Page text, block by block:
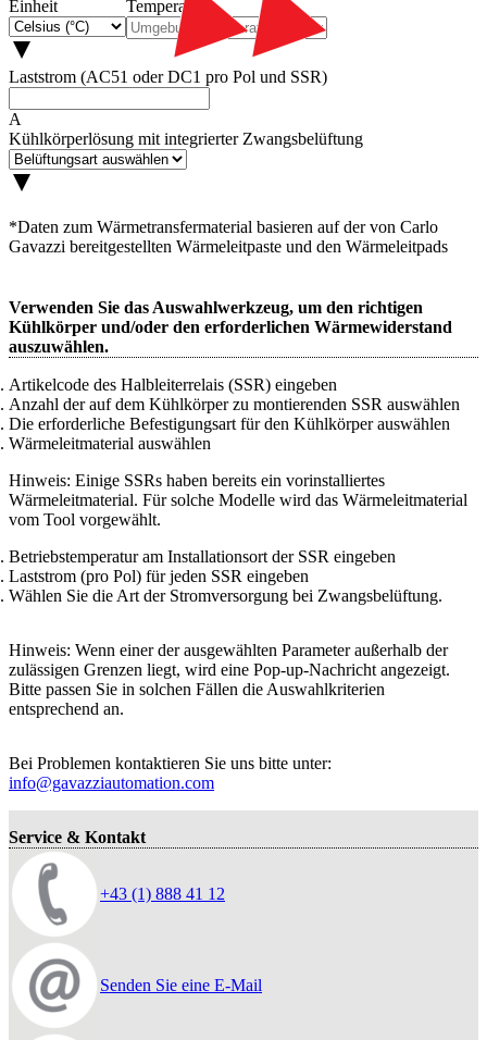
Einheit
Temperatur
Laststrom (AC51 oder DC1 pro Pol und SSR)
A
Kühlkörperlösung mit integrierter Zwangsbelüftung
*Daten zum Wärmetransfermaterial basieren auf der von Carlo
Gavazzi bereitgestellten Wärmeleitpaste und den Wärmeleitpads
Verwenden Sie das Auswahlwerkzeug, um den richtigen
Kühlkörper und/oder den erforderlichen Wärmewiderstand
auszuwählen.
Artikelcode des Halbleiterrelais (SSR) eingeben
Anzahl der auf dem Kühlkörper zu montierenden SSR auswählen
Die erforderliche Befestigungsart für den Kühlkörper auswählen
Wärmeleitmaterial auswählen
Hinweis: Einige SSRs haben bereits ein vorinstalliertes
Wärmeleitmaterial. Für solche Modelle wird das Wärmeleitmaterial
vom Tool vorgewählt.
Betriebstemperatur am Installationsort der SSR eingeben
Laststrom (pro Pol) für jeden SSR eingeben
Wählen Sie die Art der Stromversorgung bei Zwangsbelüftung.
Hinweis: Wenn einer der ausgewählten Parameter außerhalb der
zulässigen Grenzen liegt, wird eine Pop-up-Nachricht angezeigt.
Bitte passen Sie in solchen Fällen die Auswahlkriterien
entsprechend an.
Bei Problemen kontaktieren Sie uns bitte unter:
info@gavazziautomation.com
Service & Kontakt
+43 (1) 888 41 12
Senden Sie eine E-Mail